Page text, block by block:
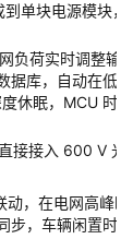
单块电源模块
负荷实时调整输
据库，自动在低
休眠，MCU 时
接接入 600 V
，在电网高峰
，车辆闲置时